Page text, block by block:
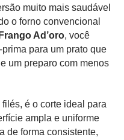
muito mais saudável
o forno convencional
Ad’oro, você
para um prato que
um preparo com menos
filés, é o corte ideal para
ampla e uniforme
de forma consistente,